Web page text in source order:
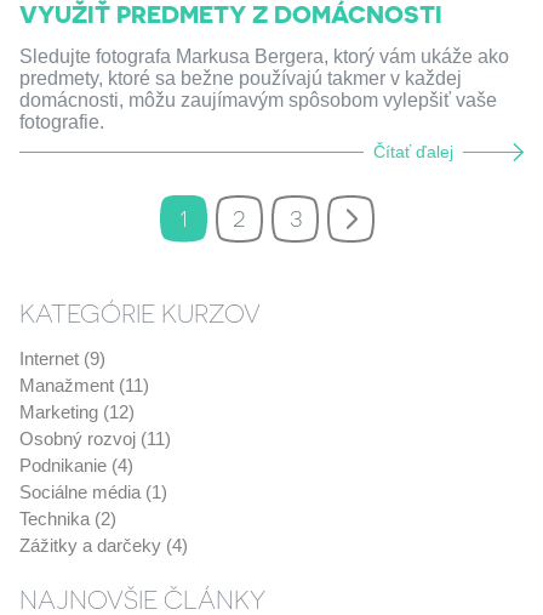
VYUŽIŤ PREDMETY Z DOMÁCNOSTI
Sledujte fotografa Markusa Bergera, ktorý vám ukáže ako
predmety, ktoré sa bežne používajú takmer v každej
domácnosti, môžu zaujímavým spôsobom vylepšiť vaše
fotografie.
Čítať ďalej
1 2 3
KATEGÓRIE KURZOV
Internet (9)
Manažment (11)
Marketing (12)
Osobný rozvoj (11)
Podnikanie (4)
Sociálne média (1)
Technika (2)
Zážitky a darčeky (4)
NAJNOVŠIE ČLÁNKY